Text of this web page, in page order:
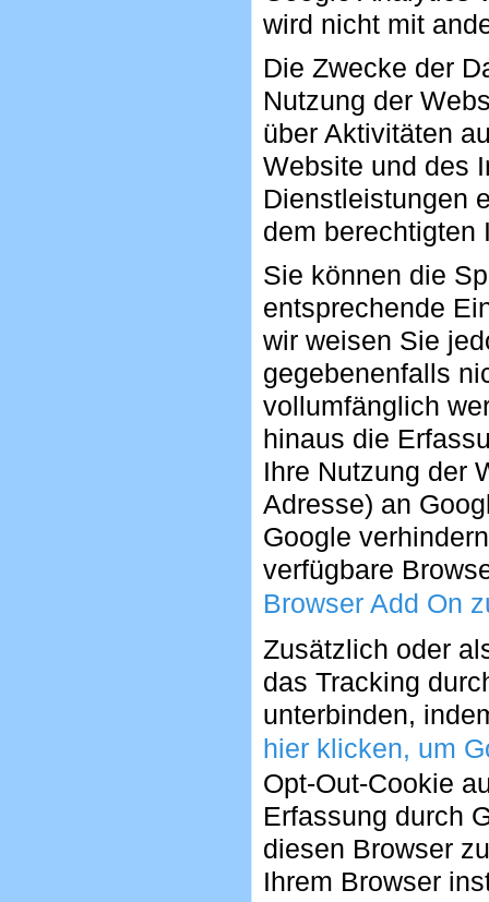
wird nicht mit
Die Zwecke der
Nutzung der
über Aktivitäten
Website und des
Dienstleistungen
dem berechtigten
Sie können die
entsprechende
wir weisen Sie
gegebenenfalls
vollumfänglich
hinaus die
Ihre Nutzung der
Adresse) an
Google
verfügbare
Browser Add On
Zusätzlich oder
das Tracking
unterbinden,
hier klicken, um
Opt-Out-Cookie
Erfassung durch
diesen Browser
Ihrem Browser